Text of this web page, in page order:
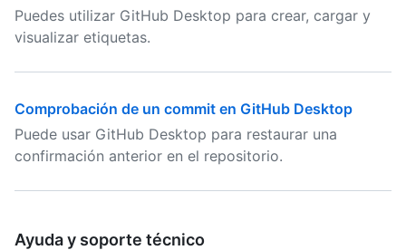
Puedes utilizar GitHub Desktop para crear, cargar y
visualizar etiquetas.
Comprobación de un commit en GitHub Desktop
Puede usar GitHub Desktop para restaurar una
confirmación anterior en el repositorio.
Ayuda y soporte técnico